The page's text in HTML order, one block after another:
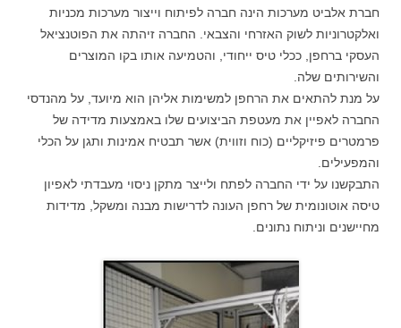
חברת אלביט מערכות הינה חברה לפיתוח וייצור מערכות מכניות
ואלקטרוניות לשוק האזרחי והצבאי. החברה זיהתה את הפוטנציאל
העסקי ברחפן, ככלי טיס ייחודי, והטמיעה אותו בקו המוצרים
והשירותים שלה.
על מנת להתאים את הרחפן למשימות אליהן הוא מיועד, על מהנדסי
החברה לאפיין את מעטפת הביצועים שלו באמצעות מדידה של
פרמטרים פיזיקליים (כוח וזווית) אשר תבטיח אמינות ותגן על הכלי
והמפעילים.
התבקשנו על ידי החברה לפתח ולייצר מתקן ניסוי מעבדתי לאפיון
טיסה אוטונומית של רחפן העונה לדרישות מבנה ומשקל, מדידות
מחיישנים וניתוח נתונים.